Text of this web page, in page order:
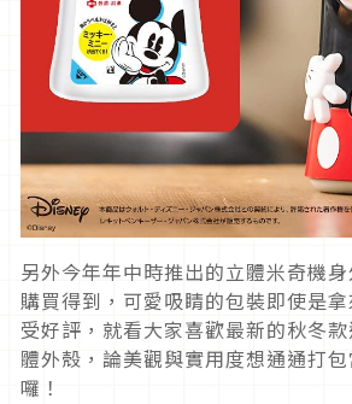
另外今年年中時推出的立體米奇機
購買得到，可愛吸睛的包裝即使是
受好評，就看大家喜歡最新的秋冬
體外殼，論美觀與實用度想通通打
囉！